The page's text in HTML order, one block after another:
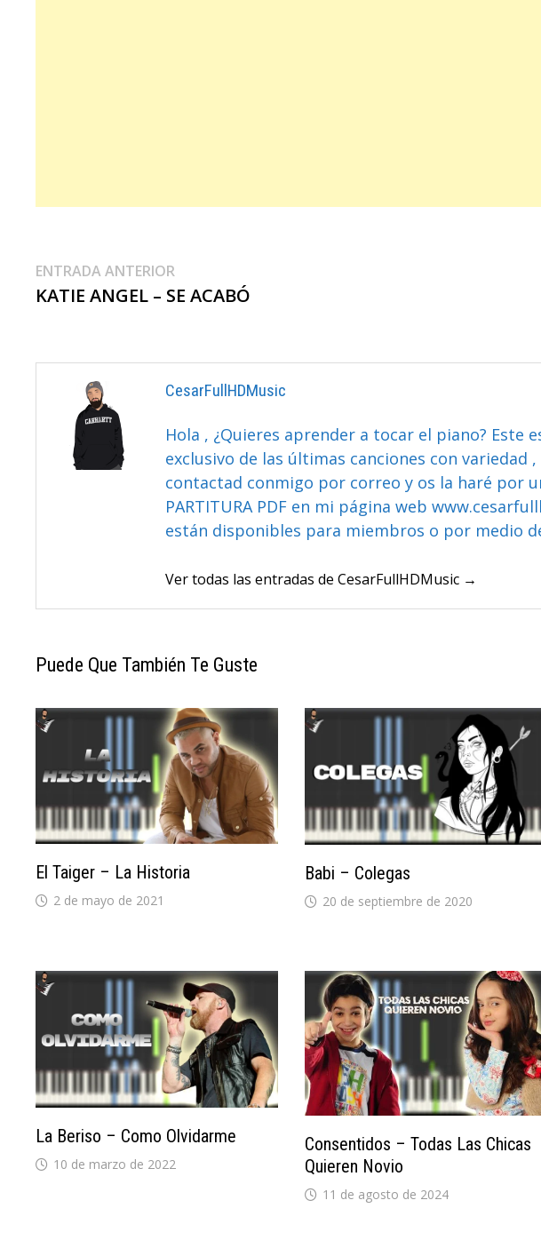
Navegación
De
ENTRADA ANTERIOR
anterior:
KATIE ANGEL – SE ACABÓ
CesarFullHDMusic
Hola , ¿Quieres aprender a tocar el piano? Este
exclusivo de las últimas canciones con variedad
contactad conmigo por correo y os la haré por
PARTITURA PDF en mi página web
están disponibles para miembros o por medio
Ver todas las entradas de CesarFullHDMusic →
Puede Que También Te Guste
El Taiger – La Historia
2 de mayo de 2021
Babi – Colegas
20 de septiembre de 2020
La Beriso – Como Olvidarme
10 de marzo de 2022
Consentidos – Todas Las Chicas
Quieren Novio
11 de agosto de 2024